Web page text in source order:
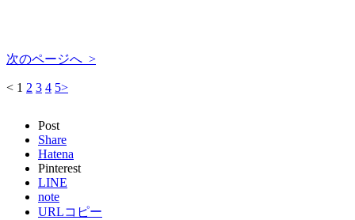
次のページへ >
< 1 2 3 4 5>
Post
Share
Hatena
Pinterest
LINE
note
URLコピー